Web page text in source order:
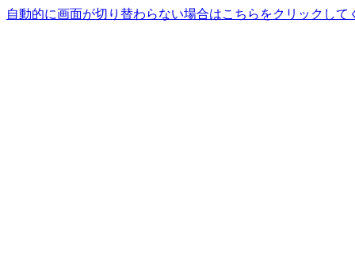
自動的に画面が切り替わらない場合はこちらをクリックして